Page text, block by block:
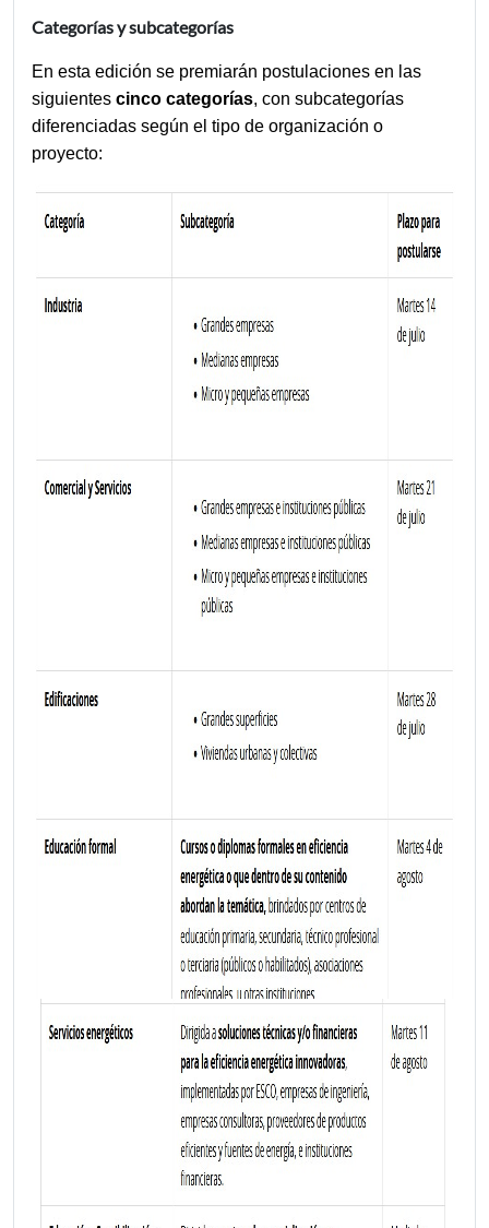
Categorías y subcategorías
En esta edición se premiarán postulaciones en las
siguientes cinco categorías, con subcategorías
diferenciadas según el tipo de organización o
proyecto: